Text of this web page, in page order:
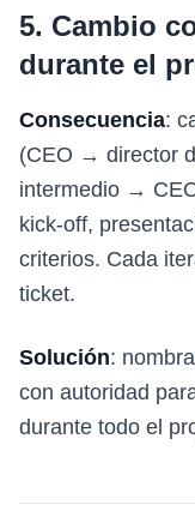
5. Cambio
durante el
Consecuencia:
(CEO → director
intermedio →
kick-off,
criterios. Cada
ticket.
Solución:
con autoridad
durante todo el